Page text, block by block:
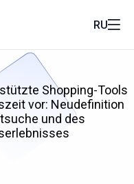
RU
Shopping-Tools
vor: Neudefinition
und des